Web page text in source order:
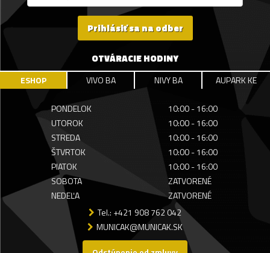
Prihlásiť sa na odber
OTVÁRACIE HODINY
ESHOP VIVO BA NIVY BA AUPARK KE
PONDELOK
10:00 - 16:00
UTOROK
10:00 - 16:00
STREDA
10:00 - 16:00
ŠTVRTOK
10:00 - 16:00
PIATOK
10:00 - 16:00
SOBOTA
ZATVORENÉ
NEDEĽA
ZATVORENÉ
Tel.: +421 908 762 042
MUNICAK@MUNICAK.SK